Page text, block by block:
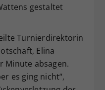
gestaltet
Turnierdirektorin
Elina
Minute absagen.
es ging nicht“,